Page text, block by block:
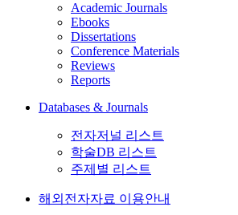
Academic Journals
Ebooks
Dissertations
Conference Materials
Reviews
Reports
Databases & Journals
전자저널 리스트
학술DB 리스트
주제별 리스트
해외전자자료 이용안내